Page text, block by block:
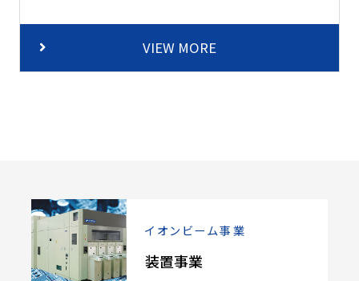
VIEW MORE
イオンビーム事業
装置事業